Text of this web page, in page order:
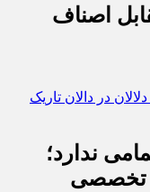
اصناف
ندارد؛
تخصصی